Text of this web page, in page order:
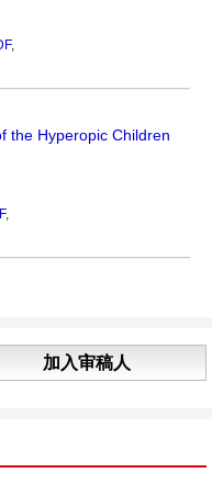
,
the Hyperopic Children
,
加入审稿人